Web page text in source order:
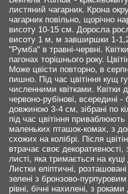
листяний чагарник. Крона
чагарник повільно, щорічно
висоту 10-15 см. Доросла
висоту 1 м, м завширшки 1-
"Румба" в травні-червні.
пагонах торішнього року.
Може цвісти повторно, в
пишно. Під час цвітіння кущ
численними квітками. Квітки
червоно-рубінові, всередині -
довжиною 3-4 см, зібрані по
під час цвітіння приваблюють
маленьких пташок-комах, з
схожих на колібрі. Після
втрачає своє
листі, яка тримається на кущі
Листки еліптичні,
зелені з бронзово-пурпуровим
рівні, бічні нахилені, з